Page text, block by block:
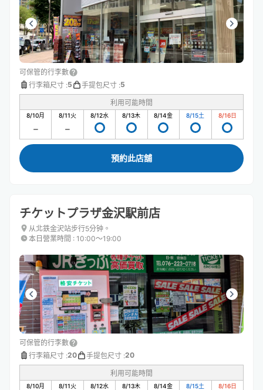
可保管的行李數
行李箱尺寸 :5 手提包尺寸 :5
利用可能時間
8/10月 8/11火 8/12水 8/13木 8/14金 8/15土 8/16日
預約此店舖
チケットプラザ金沢駅前店
从北鉄金沢站步行5分钟。
本日營業時間 : 10:00〜19:00
可保管的行李數
行李箱尺寸 :20 手提包尺寸 :20
利用可能時間
8/10月 8/11火 8/12水 8/13木 8/14金 8/15土 8/16日